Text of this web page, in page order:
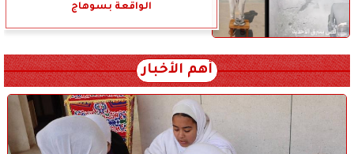
الواقعة بسوهاج
أهم الأخبار